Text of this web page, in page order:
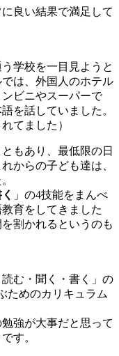
良い結果で満足して
学校を一目見ようと
は、外国人のホテル
ビニやスーパーで
を話していました。
てました）
もあり、最低限の日
からの子ども達は、
」の4技能をまんべ
育をしてきました
割かれるというのも
む・聞く・書く」の
ためのカリキュラム
強が大事だと思って
す。